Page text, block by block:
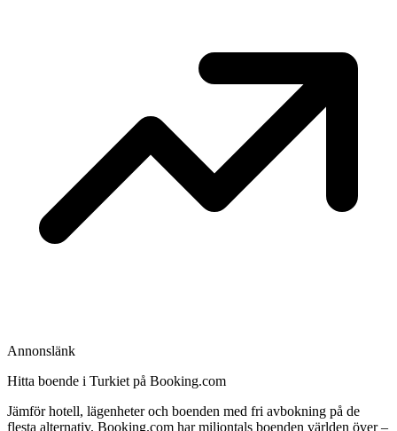
Annonslänk
Hitta boende i Turkiet på Booking.com
Jämför hotell, lägenheter och boenden med fri avbokning på de
flesta alternativ. Booking.com har miljontals boenden världen över –